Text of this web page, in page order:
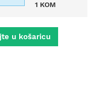
1 KOM
u košaricu